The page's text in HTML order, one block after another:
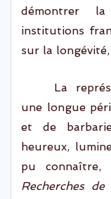
démontrer
institutions
sur la
La
une longue
et de
heureux,
pu connaître,
Recherches de